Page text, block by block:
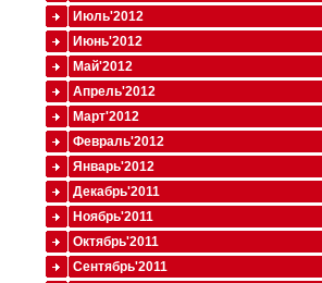
Июль'2012
Июнь'2012
Май'2012
Апрель'2012
Март'2012
Февраль'2012
Январь'2012
Декабрь'2011
Ноябрь'2011
Октябрь'2011
Сентябрь'2011